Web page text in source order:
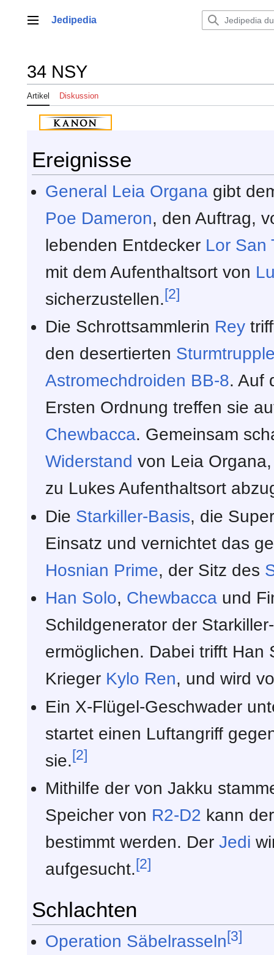
springenHauptmenü
Jedipedia
34 NSY
Artikel Diskussion
Ereignisse
General Leia Organa gibt
Poe Dameron, den Auftrag,
lebenden Entdecker Lor San
mit dem Aufenthaltsort von
sicherzustellen.[2]
Die Schrottsammlerin Rey
den desertierten
Astromechdroiden BB-8. Auf
Ersten Ordnung treffen sie
Chewbacca. Gemeinsam
Widerstand von Leia
zu Lukes Aufenthaltsort
Die Starkiller-Basis, die
Einsatz und vernichtet das
Hosnian Prime, der Sitz des
Han Solo, Chewbacca und
Schildgenerator der
ermöglichen. Dabei trifft
Krieger Kylo Ren, und wird
Ein X-Flügel-Geschwader
startet einen Luftangriff
sie.[2]
Mithilfe der von Jakku
Speicher von R2-D2 kann
bestimmt werden. DerJedi
aufgesucht.[2]
Schlachten
Operation Säbelrasseln[3]